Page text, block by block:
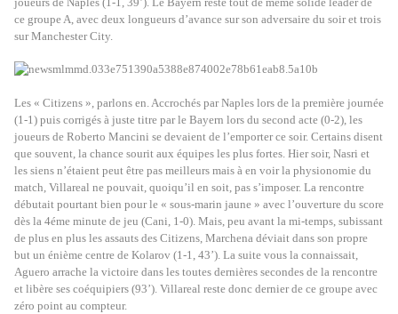
ce groupe A, avec deux longueurs d’avance sur son adversaire du soir et trois
sur Manchester City.
Les « Citizens », parlons en. Accrochés par Naples lors de la première journée
(1-1) puis corrigés à juste titre par le Bayern lors du second acte (0-2), les
joueurs de Roberto Mancini se devaient de l’emporter ce soir. Certains disent
que souvent, la chance sourit aux équipes les plus fortes. Hier soir, Nasri et
les siens n’étaient peut être pas meilleurs mais à en voir la physionomie du
match, Villareal ne pouvait, quoiqu’il en soit, pas s’imposer. La rencontre
débutait pourtant bien pour le « sous-marin jaune » avec l’ouverture du score
dès la 4éme minute de jeu (Cani, 1-0). Mais, peu avant la mi-temps, subissant
de plus en plus les assauts des Citizens, Marchena déviait dans son propre
but un énième centre de Kolarov (1-1, 43’). La suite vous la connaissait,
Aguero arrache la victoire dans les toutes dernières secondes de la rencontre
et libère ses coéquipiers (93’). Villareal reste donc dernier de ce groupe avec
zéro point au compteur.